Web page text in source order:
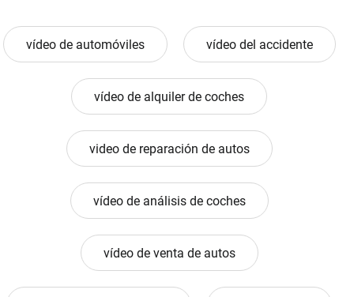
vídeo de automóviles vídeo del accidente
vídeo de alquiler de coches
video de reparación de autos
vídeo de análisis de coches
vídeo de venta de autos